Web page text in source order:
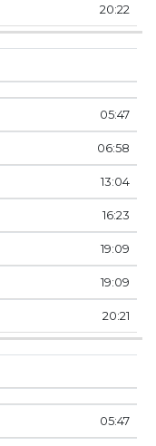
20:22
05:47
06:58
13:04
16:23
19:09
19:09
20:21
05:47